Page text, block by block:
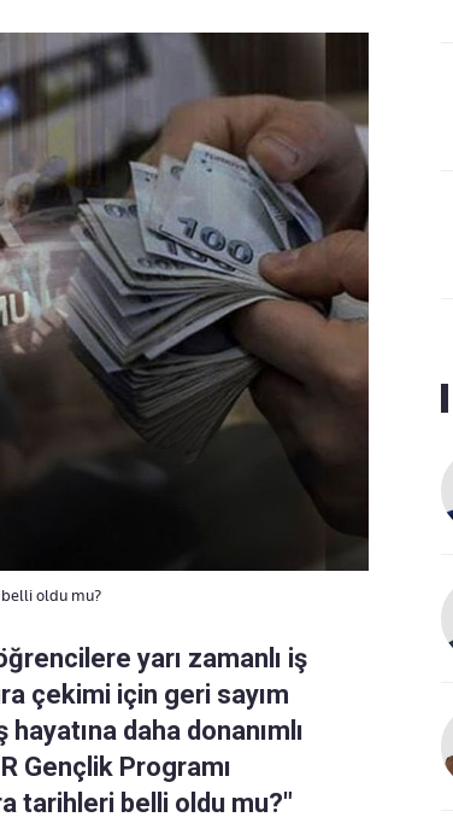
oldu mu?
yarı zamanlı iş
çekimi için geri sayım
daha donanımlı
Gençlik Programı
tarihleri belli oldu mu?"